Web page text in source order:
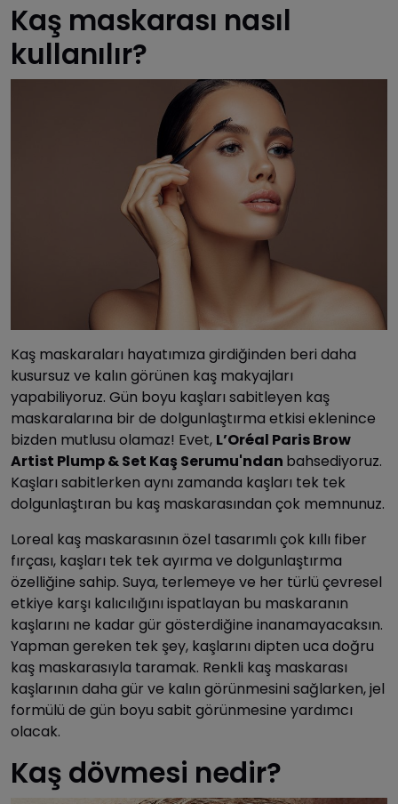
Kaş maskarası nasıl
kullanılır?
Kaş maskaraları hayatımıza girdiğinden beri daha
kusursuz ve kalın görünen kaş makyajları
yapabiliyoruz. Gün boyu kaşları sabitleyen kaş
maskaralarına bir de dolgunlaştırma etkisi eklenince
bizden mutlusu olamaz! Evet, L’Oréal Paris Brow
Artist Plump & Set Kaş Serumu'ndan bahsediyoruz.
Kaşları sabitlerken aynı zamanda kaşları tek tek
dolgunlaştıran bu kaş maskarasından çok memnunuz.
Loreal kaş maskarasının özel tasarımlı çok kıllı fiber
fırçası, kaşları tek tek ayırma ve dolgunlaştırma
özelliğine sahip. Suya, terlemeye ve her türlü çevresel
etkiye karşı kalıcılığını ispatlayan bu maskaranın
kaşlarını ne kadar gür gösterdiğine inanamayacaksın.
Yapman gereken tek şey, kaşlarını dipten uca doğru
kaş maskarasıyla taramak. Renkli kaş maskarası
kaşlarının daha gür ve kalın görünmesini sağlarken, jel
formülü de gün boyu sabit görünmesine yardımcı
olacak.
Kaş dövmesi nedir?